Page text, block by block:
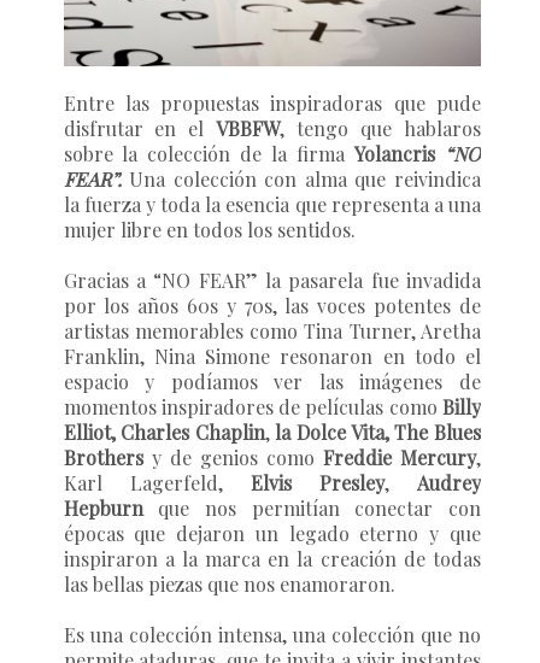
Entre las propuestas inspiradoras que pude
disfrutar en elVBBFW, tengo que hablaros
sobre la colección de la firmaYolancris “NO
FEAR”. Una colección con alma que reivindica
la fuerza y toda la esencia que representa a una
mujer libre en todos los sentidos.
Gracias a “NO FEAR” la pasarela fue invadida
por los años 60s y 70s, las voces potentes de
artistas memorables comoTina Turner, Aretha
Franklin, Nina Simone resonaron en todo el
espacio y podíamos ver las imágenes de
momentos inspiradores de películas como Billy
Elliot, Charles Chaplin,la Dolce Vita, The Blues
Brothersy de genios como Freddie Mercury,
Karl Lagerfeld,
Elvis Presley, Audrey
Hepburnque nos permitían conectar con
épocas que dejaron un legado eterno y que
inspiraron a la marca en la creación de todas
las bellas piezas que nos enamoraron.
Es una colección intensa, una colección que no